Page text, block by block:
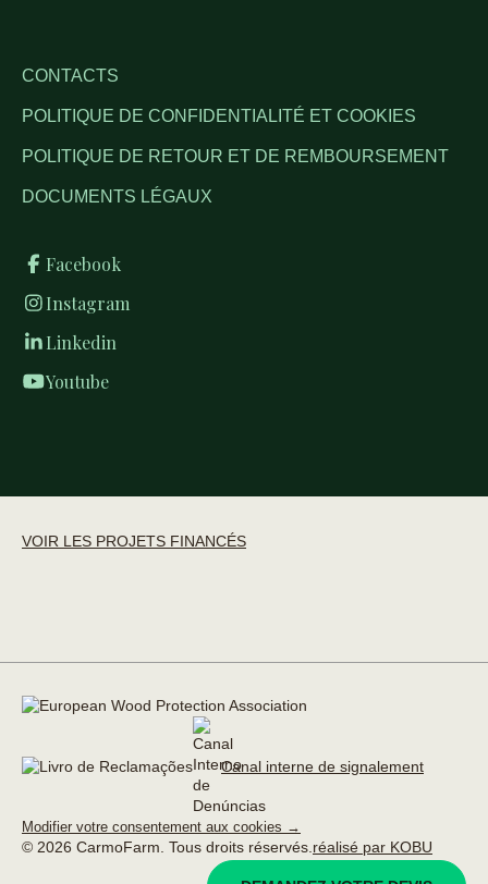
CONTACTS
POLITIQUE DE CONFIDENTIALITÉ ET COOKIES
POLITIQUE DE RETOUR ET DE REMBOURSEMENT
DOCUMENTS LÉGAUX
Facebook
Instagram
Linkedin
Youtube
VOIR LES PROJETS FINANCÉS
Canal interne de signalement
Modifier votre consentement aux cookies →
© 2026 CarmoFarm. Tous droits réservés. réalisé par KOBU